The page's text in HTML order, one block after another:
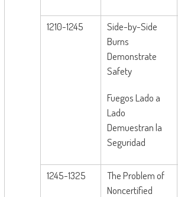
1210-1245
Side-by-Side
Burns
Demonstrate
Safety
Fuegos Lado a
Lado
Demuestran la
Seguridad
1245-1325
The Problem of
Noncertified